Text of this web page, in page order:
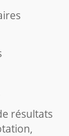
résultats